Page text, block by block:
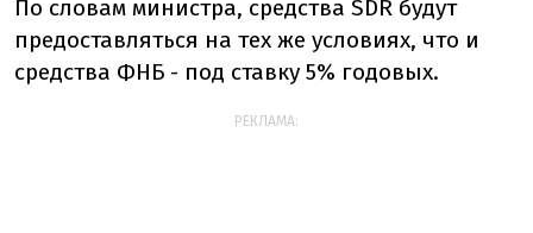
По словам министра, средства SDR будут
предоставляться на тех же условиях, что и
средства ФНБ - под ставку 5% годовых.
РЕКЛАМА: